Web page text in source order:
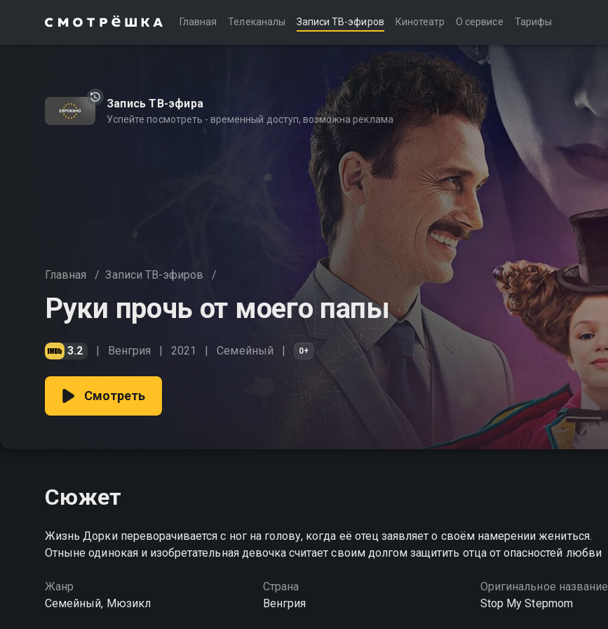
Главная Телеканалы Записи ТВ-эфиров Кинотеатр О сервисе Тарифы
Запись ТВ-эфира
Успейте посмотреть - временный доступ, возможна реклама
Главная / Записи ТВ-эфиров /
Руки прочь от моего папы
3.2 Венгрия 2021 Cемейный 0+
Смотреть
Сюжет
Жизнь Дорки переворачивается с ног на голову, когда её отец заявляет о своём намерении жениться.
Отныне одинокая и изобретательная девочка считает своим долгом защитить отца от опасностей любви
Жанр
Cемейный, Мюзикл
Страна
Венгрия
Оригинальное название
Stop My Stepmom